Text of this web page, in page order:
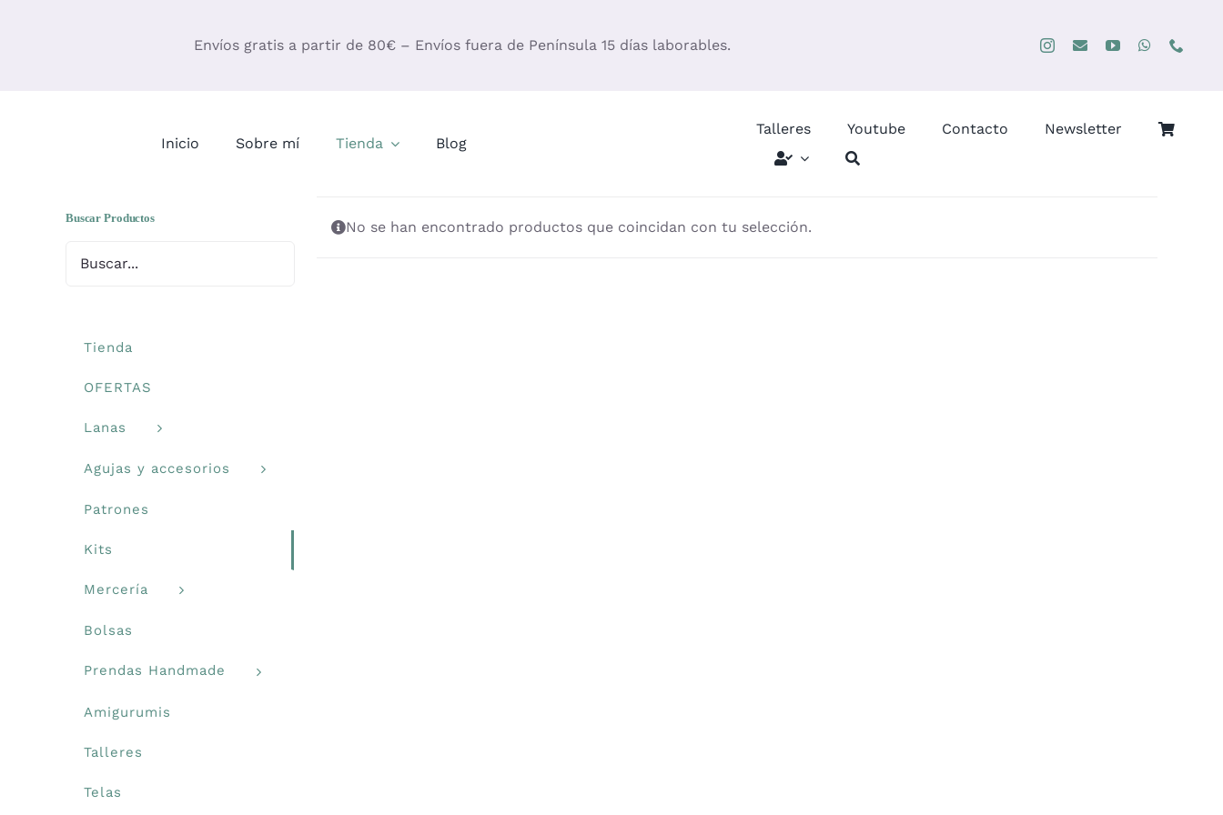
Envíos gratis a partir de 80€ – Envíos fuera de Península 15 días laborables.
Inicio Sobre mí Tienda Blog
Talleres Youtube Contacto Newsletter
No se han encontrado productos que coincidan con tu selección.
Buscar Productos
Tienda
OFERTAS
Lanas
Agujas y accesorios
Patrones
Kits
Mercería
Bolsas
Prendas Handmade
Amigurumis
Talleres
Telas